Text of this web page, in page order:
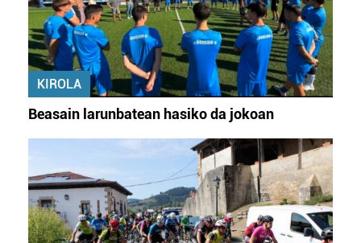
KIROLA
Beasain larunbatean hasiko da jokoan